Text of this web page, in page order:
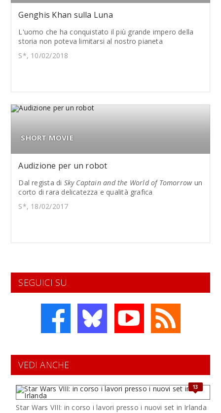
Genghis Khan sulla Luna
L'uomo che ha conquistato il più grande impero della
storia non poteva limitarsi al nostro pianeta
S*, 10/02/2018
SHORT MOVIE
Audizione per un robot
Dal regista di Sky Captain and the World of Tomorrowun
corto di rara delicatezza e qualità grafica
S*, 18/02/2017
SEGUICI SU
VEDI ANCHE
13
Star Wars VIII: in corso i lavori presso i nuovi set in Irlanda